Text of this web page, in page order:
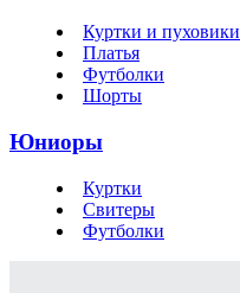
Куртки и пуховики
Платья
Футболки
Шорты
Юниоры
Куртки
Свитеры
Футболки